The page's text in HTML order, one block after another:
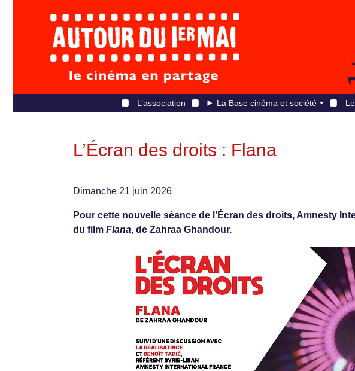
L’association La Base cinéma et société
L’Écran des droits : Flana
Dimanche 21 juin 2026
Pour cette nouvelle séance de l’Écran des droits, Amnesty
du film Flana, de Zahraa Ghandour.